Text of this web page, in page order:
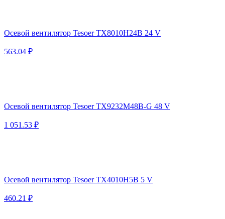
Осевой вентилятор Tesoer TX8010H24B 24 V
563.04 ₽
Осевой вентилятор Tesoer TX9232M48B-G 48 V
1 051.53 ₽
Осевой вентилятор Tesoer TX4010H5B 5 V
460.21 ₽